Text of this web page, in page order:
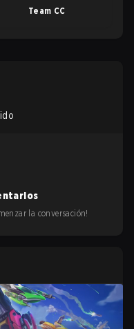
Team CC
la conversación!